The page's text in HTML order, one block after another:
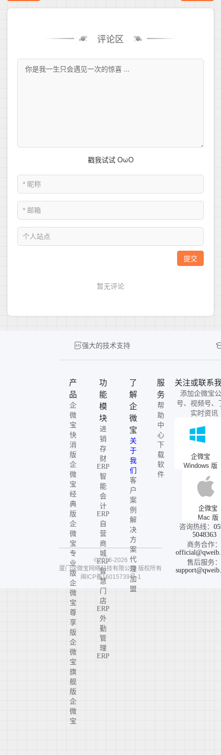
评论区
强大的技术支持
产
品
企
微
宝
快
消
版
企
微
宝
经
典
版
企
微
宝
专
业
版
企
微
宝
尊
享
版
企
微
宝
旗
舰
版
企
微
宝
功
能
模
块
进
销
存
财
ERP
智
能
会
计
ERP
自
营
商
城
ERP
智
慧
门
店
ERP
外
勤
管
理
ERP
了
解
企
微
宝
关
于
我
们
客
户
案
例
解
决
方
案
代
理
加
盟
服
务
帮
助
中
心
下
载
软
件
关注或联系
添加企微宝
号、视频号、
实时资讯
企微宝
Windows 版
企微宝
Mac 版
咨询热线：
5048363
商务合作：
售后服务：
©2016-2026
厦门企微宝网络科技有限公司 版权所有
闽ICP备16015739号-1